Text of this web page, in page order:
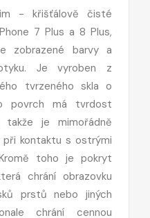
- křišťálově čisté
7 Plus a 8 Plus,
zobrazené barvy a
Je vyroben z
tvrzeného skla o
povrch má tvrdost
je mimořádně
kontaktu s ostrými
toho je pokryt
chrání obrazovku
prstů nebo jiných
chrání cennou